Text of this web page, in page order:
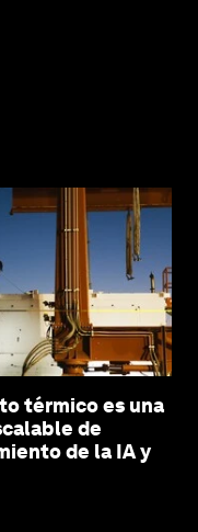
térmico es una
de
de la IA y